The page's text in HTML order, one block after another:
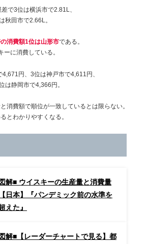
で3位は横浜市で2.81L、
秋田市で2.66L。
消費額1位は山形市である。
に消費している。
円、3位は神戸市で4,611円、
は静岡市で4,366円。
消費額で順位が一致しているとは限らない。
とわかりやすくなる。
図解■ ウイスキーの生産量と消費量
【日本】『パンデミック前の水準を
えた』
図解■【レーダーチャートで見る】都